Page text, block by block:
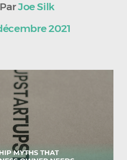
ParJoe Silk
2021